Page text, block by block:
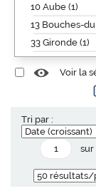
10 Aube (1)
13 Bouches-
33 Gironde (1)
Voir la
Tri par :
sur